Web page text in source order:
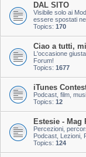
DAL SITO
Visibile solo ai
essere spostati
Topics: 170
Ciao a tutti,
L'occasione
Forum!
Topics: 1677
iTunes
Podcast, film,
Topics: 12
Estesie - Mag
Percezioni,
Podcast, Lezioni,
Topics: 124